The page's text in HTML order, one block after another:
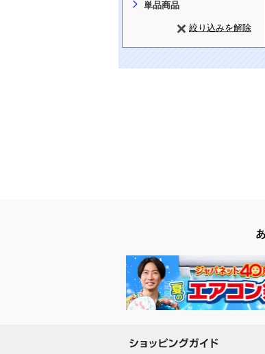
単品商品
絞り込みを解除